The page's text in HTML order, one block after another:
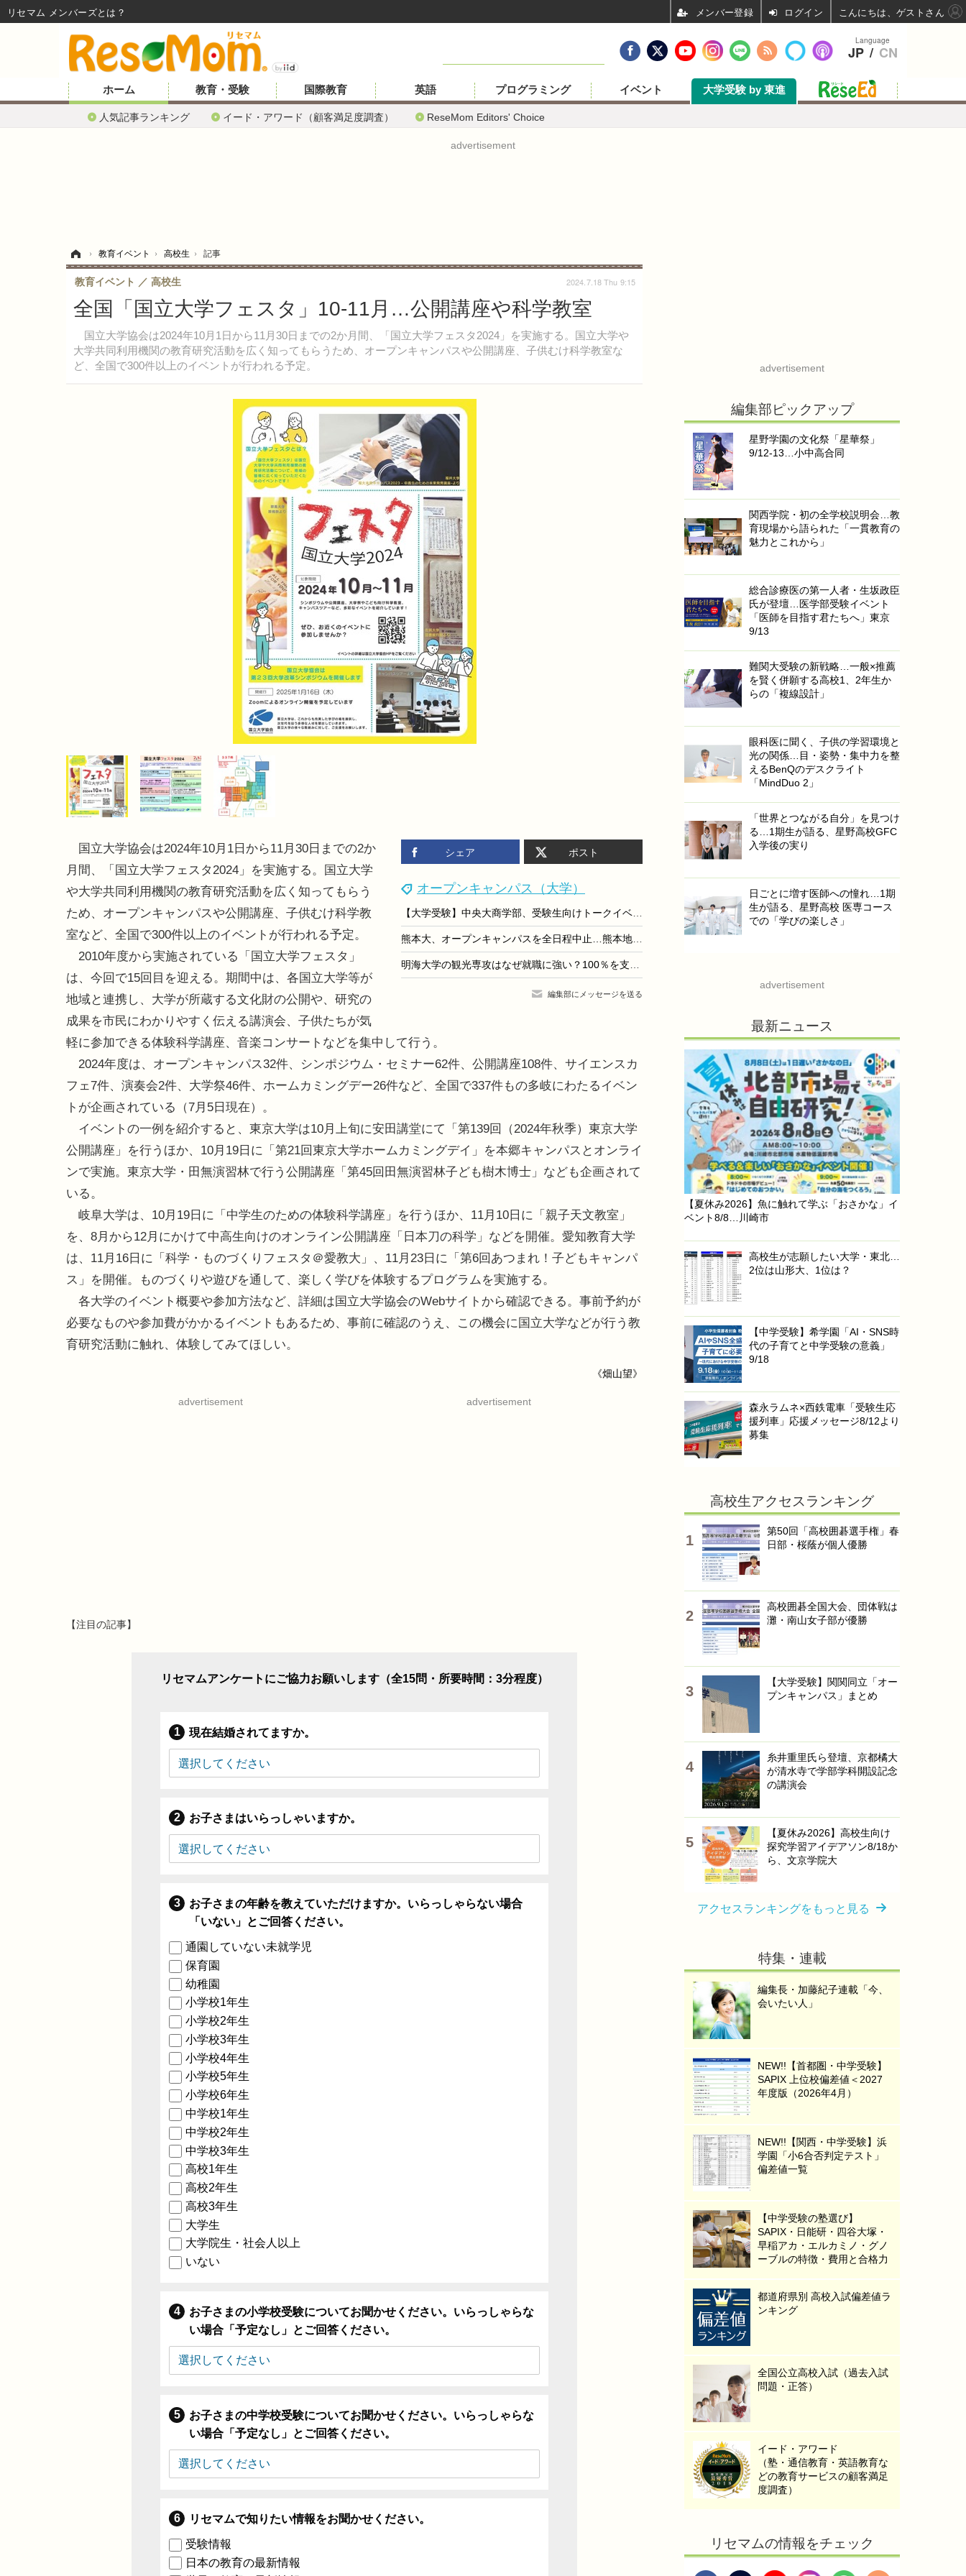
ホーム
人気記事ランキング イード・アワード（顧客満足度調査） ReseMom Editors' Choice
教育・受験 国際教育 英語 プログラミング イベント 大学受験 by 東進
advertisement
› 教育イベント › 高校生 › 記事
全国「国立大学フェスタ」10-11月…公開講座や科学教室
国立大学協会は2024年10月1日から11月30日までの2か月間、「国立大学フェスタ2024」を実施する。国立大学や
大学共同利用機関の教育研究活動を広く知ってもらうため、オープンキャンパスや公開講座、子供むけ科学教室な
ど、全国で300件以上のイベントが行われる予定。
教育イベント 高校生 2024.7.18 Thu 9:15
シェア ポスト
オープンキャンパス（大学）
【大学受験】中央大商学部、受験生向けトークイベント…多摩・Zoomで8/22
熊本大、オープンキャンパスを全日程中止…熊本地震受け安全確保を優先
明海大学の観光専攻はなぜ就職に強い？100％を支える実践教育とインターン
編集部にメッセージを送る
国立大学協会は2024年10月1日から11月30日までの2か
月間、「国立大学フェスタ2024」を実施する。国立大学
や大学共同利用機関の教育研究活動を広く知ってもらう
ため、オープンキャンパスや公開講座、子供むけ科学教
室など、全国で300件以上のイベントが行われる予定。
2010年度から実施されている「国立大学フェスタ」
は、今回で15回目を迎える。期間中は、各国立大学等が
地域と連携し、大学が所蔵する文化財の公開や、研究の
成果を市民にわかりやすく伝える講演会、子供たちが気
軽に参加できる体験科学講座、音楽コンサートなどを集中して行う。
2024年度は、オープンキャンパス32件、シンポジウム・セミナー62件、公開講座108件、サイエンスカ
フェ7件、演奏会2件、大学祭46件、ホームカミングデー26件など、全国で337件もの多岐にわたるイベン
トが企画されている（7月5日現在）。
イベントの一例を紹介すると、東京大学は10月上旬に安田講堂にて「第139回（2024年秋季）東京大学
公開講座」を行うほか、10月19日に「第21回東京大学ホームカミングデイ」を本郷キャンパスとオンライ
ンで実施。東京大学・田無演習林で行う公開講座「第45回田無演習林子ども樹木博士」なども企画されて
いる。
岐阜大学は、10月19日に「中学生のための体験科学講座」を行うほか、11月10日に「親子天文教室」
を、8月から12月にかけて中高生向けのオンライン公開講座「日本刀の科学」などを開催。愛知教育大学
は、11月16日に「科学・ものづくりフェスタ＠愛教大」、11月23日に「第6回あつまれ！子どもキャンパ
ス」を開催。ものづくりや遊びを通して、楽しく学びを体験するプログラムを実施する。
各大学のイベント概要や参加方法など、詳細は国立大学協会のWebサイトから確認できる。事前予約が
必要なものや参加費がかかるイベントもあるため、事前に確認のうえ、この機会に国立大学などが行う教
育研究活動に触れ、体験してみてほしい。
《畑山望》
advertisement advertisement
【注目の記事】
リセマムアンケートにご協力お願いします（全15問・所要時間：3分程度）
現在結婚されてますか。
お子さまはいらっしゃいますか。
お子さまの年齢を教えていただけますか。いらっしゃらない場合
「いない」とご回答ください。
通園していない未就学児
保育園
幼稚園
小学校1年生
小学校2年生
小学校3年生
小学校4年生
小学校5年生
小学校6年生
中学校1年生
中学校2年生
中学校3年生
高校1年生
高校2年生
高校3年生
大学生
大学院生・社会人以上
いない
お子さまの小学校受験についてお聞かせください。いらっしゃらな
い場合「予定なし」とご回答ください。
お子さまの中学校受験についてお聞かせください。いらっしゃらな
い場合「予定なし」とご回答ください。
リセマムで知りたい情報をお聞かせください。
受験情報
日本の教育の最新情報
advertisement
編集部ピックアップ
星野学園の文化祭「星華祭」
9/12-13…小中高合同
関西学院・初の全学校説明会…教
育現場から語られた「一貫教育の
魅力とこれから」
総合診療医の第一人者・生坂政臣
氏が登壇…医学部受験イベント
「医師を目指す君たちへ」東京
9/13
難関大受験の新戦略…一般×推薦
を賢く併願する高校1、2年生か
らの「複線設計」
眼科医に聞く、子供の学習環境と
光の関係…目・姿勢・集中力を整
えるBenQのデスクライト
「MindDuo 2」
「世界とつながる自分」を見つけ
る…1期生が語る、星野高校GFC
入学後の実り
日ごとに増す医師への憧れ…1期
生が語る、星野高校 医専コース
での「学びの楽しさ」
advertisement
最新ニュース
【夏休み2026】魚に触れて学ぶ「おさかな」イ
ベント8/8…川崎市
高校生が志願したい大学・東北…
2位は山形大、1位は？
【中学受験】希学園「AI・SNS時
代の子育てと中学受験の意義」
9/18
森永ラムネ×西鉄電車「受験生応
援列車」応援メッセージ8/12より
募集
高校生アクセスランキング
第50回「高校囲碁選手権」春
日部・桜蔭が個人優勝
高校囲碁全国大会、団体戦は
灘・南山女子部が優勝
【大学受験】関関同立「オー
プンキャンパス」まとめ
糸井重里氏ら登壇、京都橘大
が清水寺で学部学科開設記念
の講演会
【夏休み2026】高校生向け
探究学習アイデアソン8/18か
ら、文京学院大
アクセスランキングをもっと見る
特集・連載
編集長・加藤紀子連載「今、
会いたい人」
NEW!!【首都圏・中学受験】
SAPIX 上位校偏差値＜2027
年度版（2026年4月）
NEW!!【関西・中学受験】浜
学園「小6合否判定テスト」
偏差値一覧
【中学受験の塾選び】
SAPIX・日能研・四谷大塚・
早稲アカ・エルカミノ・グノ
ーブルの特徴・費用と合格力
都道府県別 高校入試偏差値ラ
ンキング
全国公立高校入試（過去入試
問題・正答）
イード・アワード
（塾・通信教育・英語教育な
どの教育サービスの顧客満足
度調査）
リセマムの情報をチェック
Language
JP / CN
リセマム メンバーズ ログイン こんにちは、ゲストさん